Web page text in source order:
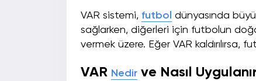
VAR sistemi, futbol dünyasında
sağlarken, diğerleri için futbolun
vermek üzere. Eğer VAR
VAR Nedir ve Nasıl